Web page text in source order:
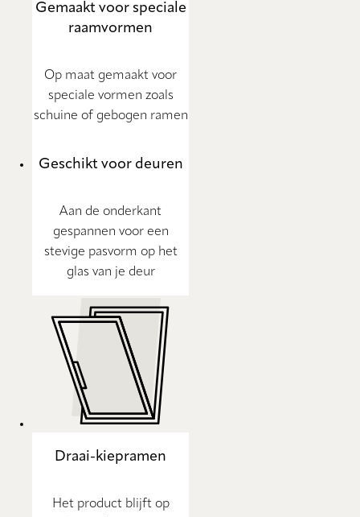
Gemaakt voor speciale
raamvormen
Op maat gemaakt voor
speciale vormen zoals
schuine of gebogen ramen
Geschikt voor deuren
Aan de onderkant
gespannen voor een
stevige pasvorm op het
glas van je deur
Draai-kiepramen
Het product blijft op